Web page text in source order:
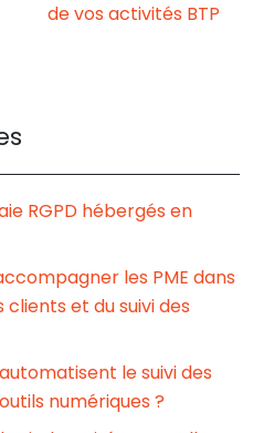
de vos activités BTP
RGPD hébergés en
les PME dans
clients et du suivi des
le suivi des
numériques ?